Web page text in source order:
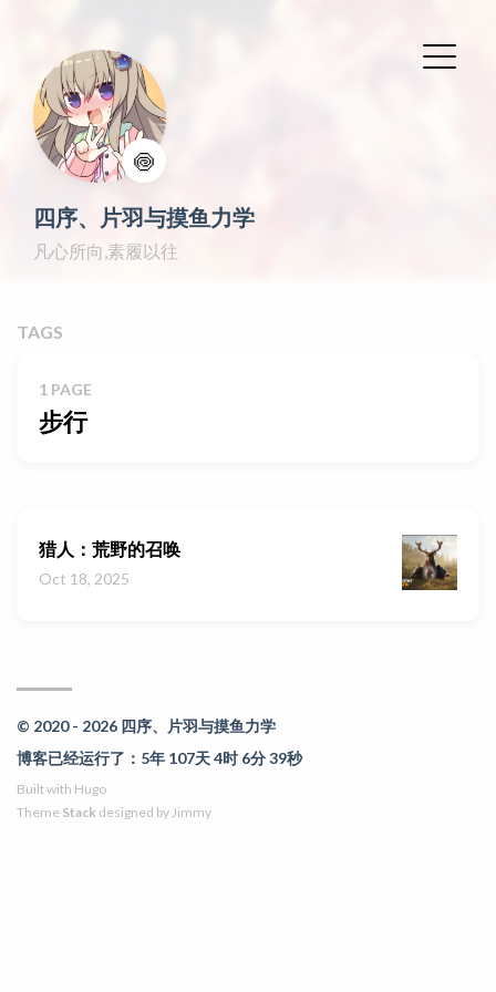
🍥
四序、片羽与摸鱼力学
凡心所向,素履以往
TAGS
1 PAGE
步行
猎人：荒野的召唤
Oct 18, 2025
© 2020 - 2026 四序、片羽与摸鱼力学
博客已经运行了：5年 107天 4时 6分 39秒
Built with Hugo
Theme Stack designed by Jimmy